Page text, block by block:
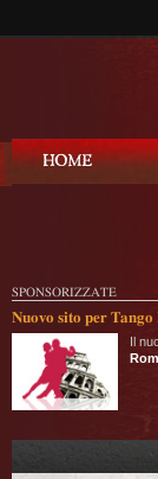
SPONSORIZZATE
Nuovo sito per Tango
Il